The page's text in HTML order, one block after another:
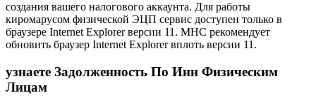
создания вашего налогового аккаунта. Для работы
киромарусом физической ЭЦП сервис доступен только в
браузере Internet Explorer версии 11. МНС рекомендует
обновить браузер Internet Explorer вплоть версии 11.
узнаете Задолженность По Инн Физическим
Лицам